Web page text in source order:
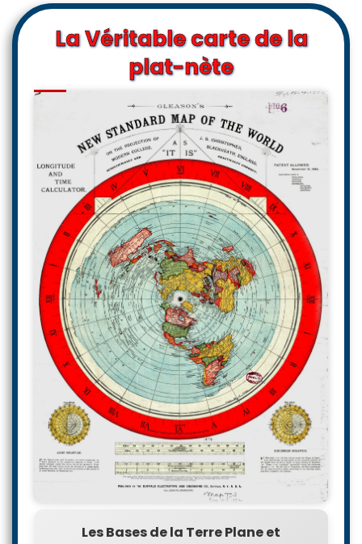
La Véritable carte de la
plat-nète
Les Bases de la Terre Plane et